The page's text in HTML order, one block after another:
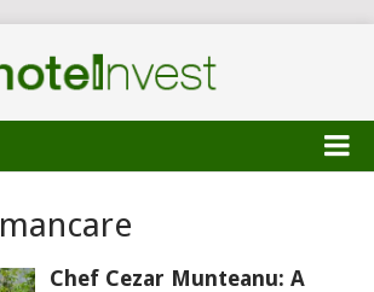
mancare
Chef Cezar Munteanu: A